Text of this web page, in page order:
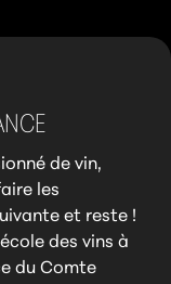
de vin,
les
et reste !
des vins à
du Comte